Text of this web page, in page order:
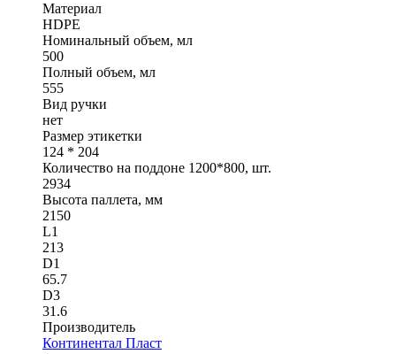
Материал
HDPE
Номинальный объем, мл
500
Полный объем, мл
555
Вид ручки
нет
Размер этикетки
124 * 204
Количество на поддоне 1200*800, шт.
2934
Высота паллета, мм
2150
L1
213
D1
65.7
D3
31.6
Производитель
Континентал Пласт